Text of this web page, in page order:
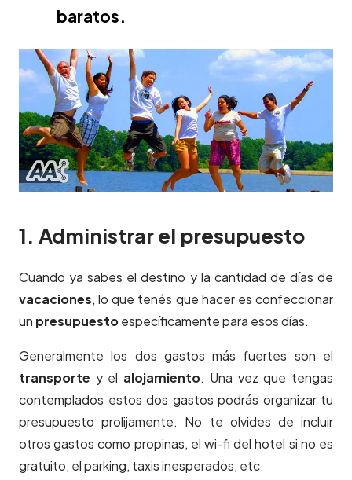
baratos.
1. Administrar el presupuesto
Cuando ya sabes el destino y la cantidad de días de
vacaciones, lo que tenés que hacer es confeccionar
un presupuestoespecíficamente para esos días.
Generalmente los dos gastos más fuertes son el
transporte y el alojamiento. Una vez que tengas
contemplados estos dos gastos podrás organizar tu
presupuesto prolijamente. No te olvides de incluir
otros gastos como propinas, el wi-fi del hotel si no es
gratuito, el parking, taxis inesperados, etc.